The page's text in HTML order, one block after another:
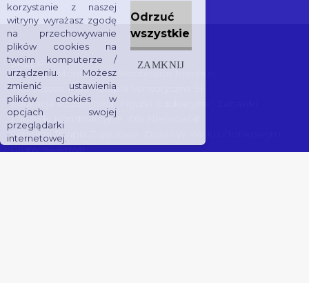
korzystanie z naszej
witryny wyrażasz zgodę
na przechowywanie
plików cookies na
twoim komputerze /
urządzeniu. Możesz
zmienić ustawienia
plików cookies w
opcjach swojej
przeglądarki
internetowej.
Odrzuć
wszystkie
ZAMKNIJ
SKLEP
Pomoce Montessori
Montessori Plus Terapia Sensoryczna SI
Edukacja Rozwojowa
Zabawki Konstrukcyjne
Seniorzy Terapia Zajęciowa
Grupy wiekowe